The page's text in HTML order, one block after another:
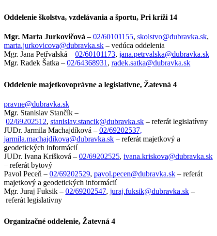
Oddelenie školstva, vzdelávania a športu, Pri kríži 14
Mgr. Marta Jurkovičová – 02/60101155, skolstvo@dubravka.sk,
marta.jurkovicova@dubravka.sk – vedúca oddelenia
Mgr. Jana Petřvalská – 02/60101173, jana.petrvalska@dubravka.sk
Mgr. Radek Šatka – 02/64368931 , radek.satka@dubravka.sk
Oddelenie majetkovoprávne a legislatívne, Žatevná 4
pravne@dubravka.sk
Mgr. Stanislav Stančík –
02/69202512, stanislav.stancik@dubravka.sk – referát legislatívny
JUDr. Jarmila Machajdíková – 02/69202537,
jarmila.machajdikova@dubravka.sk – referát majetkový a
geodetických informácií
JUDr. Ivana Krišková – 02/69202525, ivana.kriskova@dubravka.sk
– referát bytový
Pavol Peceň – 02/69202529, pavol.pecen@dubravka.sk – referát
majetkový a geodetických informácií
Mgr. Juraj Fuksik – 02/69202547, juraj.fuksik@dubravka.sk –
referát legislatívny
Organizačné oddelenie, Žatevná 4